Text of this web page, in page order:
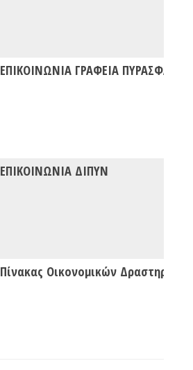
ΕΠΙΚΟΙΝΩΝΙΑ ΔΙΠΥΝ